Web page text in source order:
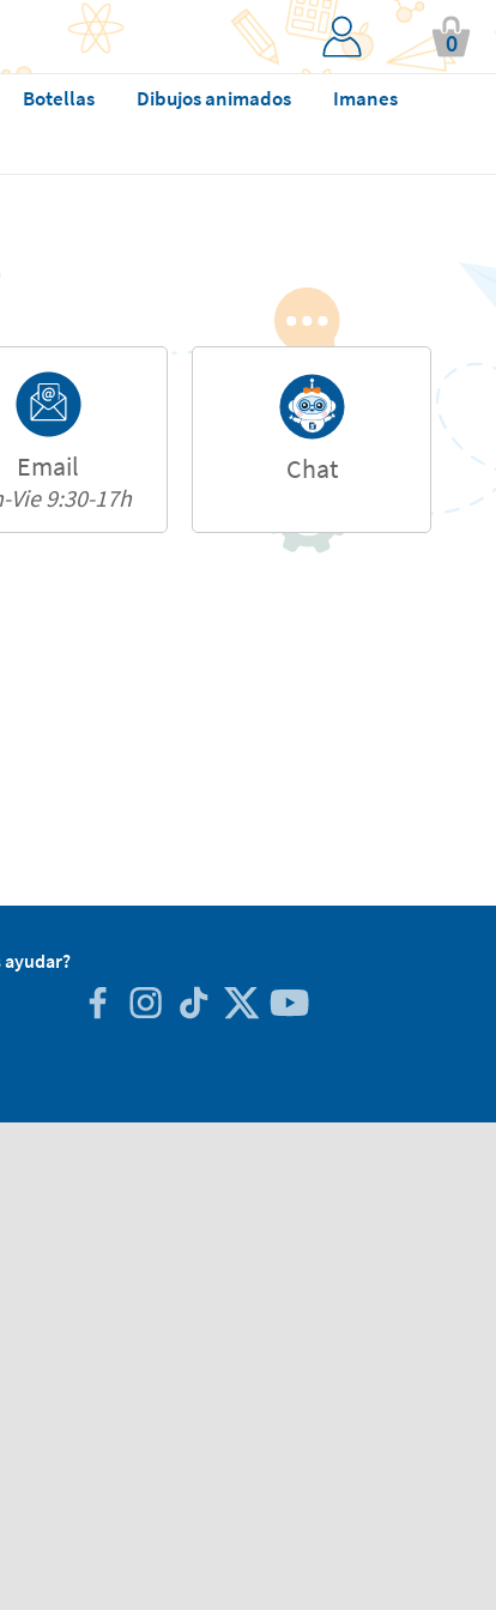
0
Botellas Dibujos animados
Imanes
Email
Vie 9:30-17h
Chat
ayudar?